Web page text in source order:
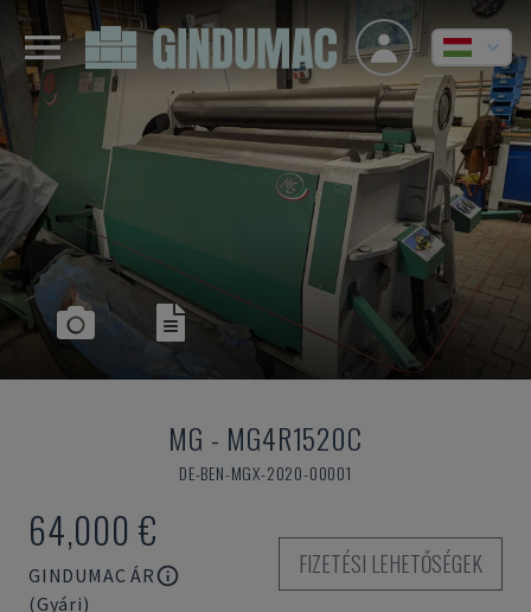
MG - MG4R1520C
DE-BEN-MGX-2020-00001
64,000 €
GINDUMAC ÁR
(Gyári)
FIZETÉSI LEHETŐSÉGEK